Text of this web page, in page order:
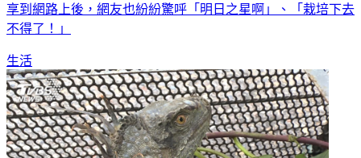
享到網路上後，網友也紛紛驚呼「明日之星啊」、「栽培下去
不得了！」
生活